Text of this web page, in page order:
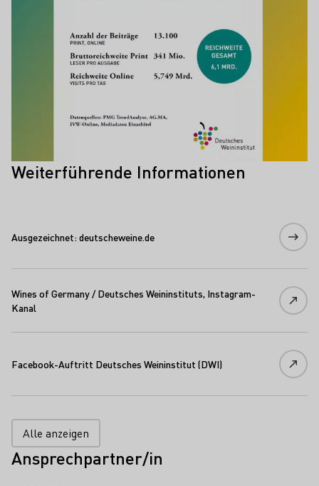
Weiterführende Informationen
Ausgezeichnet: deutscheweine.de
Wines of Germany / Deutsches Weininstituts, Instagram-
Kanal
Facebook-Auftritt Deutsches Weininstitut (DWI)
Alle anzeigen
Ansprechpartner/in